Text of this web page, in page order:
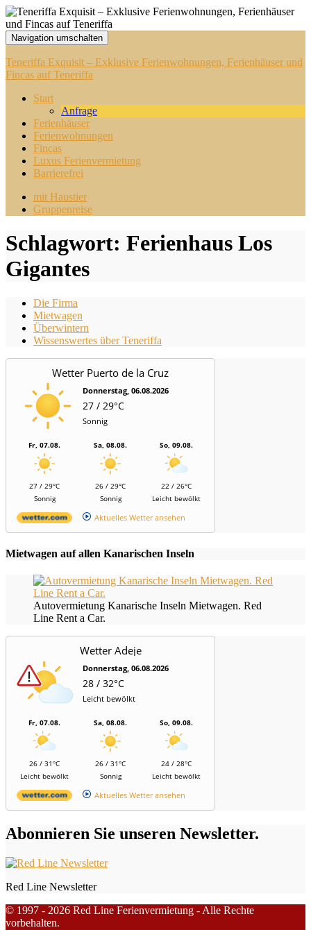
Navigation umschalten
Teneriffa Exquisit – Exklusive Ferienwohnungen, Ferienhäuser und
Fincas auf Teneriffa
Start
Anfrage
Ferienhäuser
Ferienwohnungen
Fincas
Luxus Ferienvermietung
Barrierefrei
mit Haustier
Gruppenreise
Schlagwort: Ferienhaus Los
Gigantes
Die Firma
Mietwagen
Überwintern
Wissenswertes über Teneriffa
Wetter Puerto de la Cruz
Donnerstag, 06.08.2026
27 / 29°C
Sonnig
Fr, 07.08.
27 / 29°C
Sonnig
Sa, 08.08.
26 / 29°C
Sonnig
So, 09.08.
22 / 26°C
Leicht bewölkt
Aktuelles Wetter ansehen
Mietwagen auf allen Kanarischen Inseln
Autovermietung Kanarische Inseln Mietwagen. Red
Line Rent a Car.
Wetter Adeje
Donnerstag, 06.08.2026
28 / 32°C
Leicht bewölkt
Fr, 07.08.
26 / 31°C
Leicht bewölkt
Sa, 08.08.
26 / 31°C
Sonnig
So, 09.08.
24 / 28°C
Leicht bewölkt
Aktuelles Wetter ansehen
Abonnieren Sie unseren Newsletter.
Red Line Newsletter
© 1997 - 2026 Red Line Ferienvermietung - Alle Rechte
vorbehalten.